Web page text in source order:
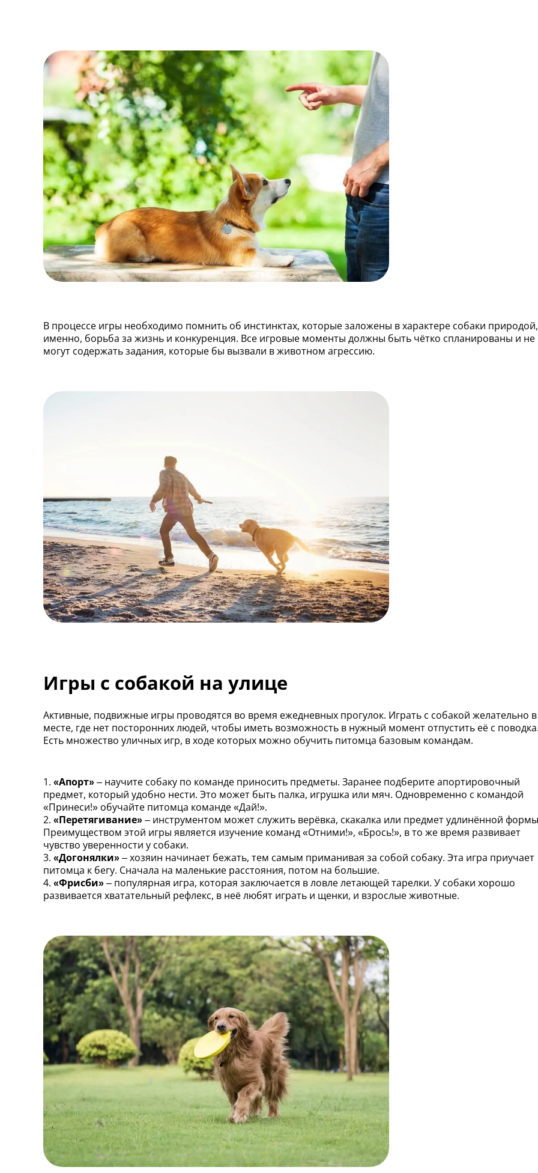
В процессе игры необходимо помнить об инстинктах, которые заложены в характере собаки
именно, борьба за жизнь и конкуренция. Все игровые моменты должны быть чётко спланированы и не
могут содержать задания, которые бы вызвали в животном агрессию.
Игры с собакой на улице
Активные, подвижные игры проводятся во время ежедневных прогулок. Играть с собакой желательно
месте, где нет посторонних людей, чтобы иметь возможность в нужный момент отпустить её с
Есть множество уличных игр, в ходе которых можно обучить питомца базовым командам.
1. «Апорт»– научите собаку по команде приносить предметы. Заранее подберите апортировочный
предмет, который удобно нести. Это может быть палка, игрушка или мяч. Одновременно с командой
«Принеси!» обучайте питомца команде «Дай!».
2. «Перетягивание»– инструментом может служить верёвка, скакалка или предмет удлинённой
Преимуществом этой игры является изучение команд «Отними!», «Брось!», в то же время развивает
чувство уверенности у собаки.
3. «Догонялки»– хозяин начинает бежать, тем самым приманивая за собой собаку. Эта игра приучает
питомца к бегу. Сначала на маленькие расстояния, потом на большие.
4. «Фрисби»– популярная игра, которая заключается в ловле летающей тарелки. У собаки хорошо
развивается хватательный рефлекс, в неё любят играть и щенки, и взрослые животные.